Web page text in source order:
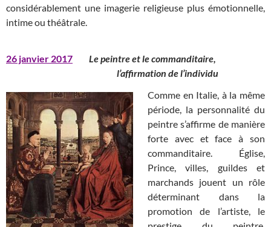
considérablement une imagerie religieuse plus émotionnelle,
intime ou théâtrale.
26 janvier 2017
Le peintre et le commanditaire,
l’affirmation de l’individu
Comme en Italie, à la même
période, la personnalité du
peintre s’affirme de manière
forte avec et face à son
commanditaire. Église,
Prince, villes, guildes et
marchands jouent un rôle
déterminant dans la
promotion de l’artiste, le